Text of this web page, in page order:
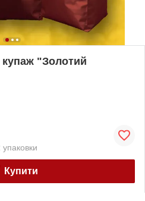
"Золотий
Купити